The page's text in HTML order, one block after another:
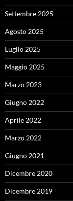
Settembre 2025
Agosto 2025
Luglio 2025
Maggio 2025
Marzo 2023
Giugno 2022
Aprile 2022
Marzo 2022
Giugno 2021
Dicembre 2020
Dicembre 2019